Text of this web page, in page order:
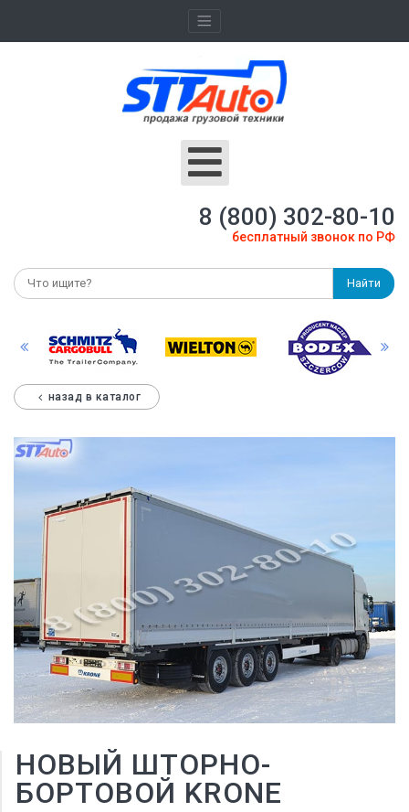
8 (800) 302-80-10
бесплатный звонок по РФ
Найти
назад в каталог
НОВЫЙ ШТОРНО-
БОРТОВОЙ KRONE